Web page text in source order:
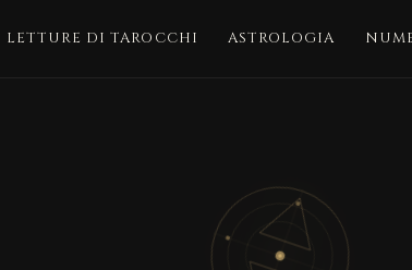
LETTURE DI TAROCCHI ASTROLOGIA